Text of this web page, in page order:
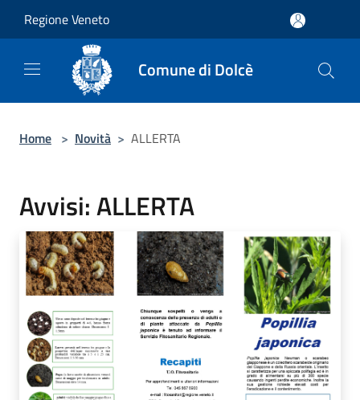
Regione Veneto
Comune di Dolcè
Home > Novità > ALLERTA
Avvisi: ALLERTA